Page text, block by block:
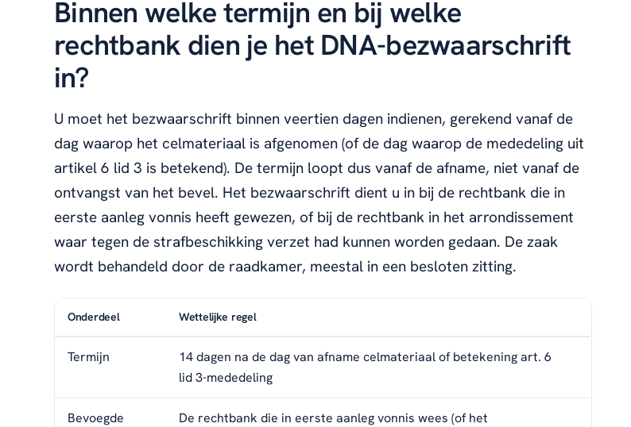
Binnen welke termijn en bij welke
rechtbank dien je het DNA-bezwaarschrift
in?
U moet het bezwaarschrift binnen veertien dagen indienen, gerekend vanaf de
dag waarop het celmateriaal is afgenomen (of de dag waarop de mededeling uit
artikel 6 lid 3 is betekend). De termijn loopt dus vanaf de afname, niet vanaf de
ontvangst van het bevel. Het bezwaarschrift dient u in bij de rechtbank die in
eerste aanleg vonnis heeft gewezen, of bij de rechtbank in het arrondissement
waar tegen de strafbeschikking verzet had kunnen worden gedaan. De zaak
wordt behandeld door de raadkamer, meestal in een besloten zitting.
Onderdeel Wettelijke regel
Termijn
14 dagen na de dag van afname celmateriaal of betekening art. 6
lid 3-mededeling
Bevoegde
De rechtbank die in eerste aanleg vonnis wees (of het